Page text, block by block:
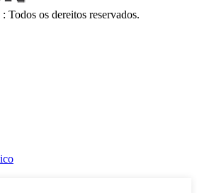
os dereitos reservados.